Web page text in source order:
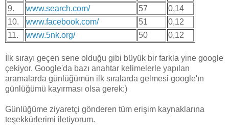
9.
www.search.com/ 57
0,14
10.
www.facebook.com/ 51
0,12
11.
www.5nk.org/ 50 0,12
İlk sırayı geçen sene olduğu gibi büyük bir farkla yine google
çekiyor. Google'da bazı anahtar kelimelerle yapılan
aramalarda günlüğümün ilk sıralarda gelmesi google'ın
günlüğümü kayırması olsa gerek:)
Günlüğüme ziyaretçi gönderen tüm erişim kaynaklarına
teşekkürlerimi iletiyorum.